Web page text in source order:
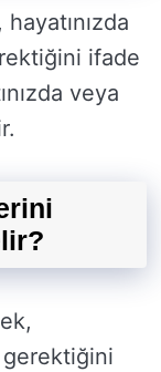
ifade
veya
gerektiğini